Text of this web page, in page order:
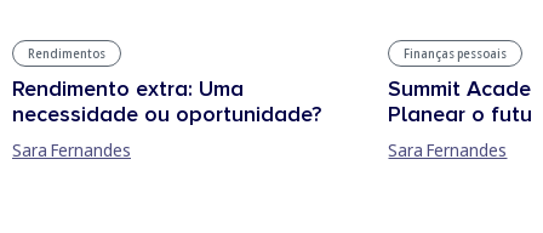
Rendimentos
Rendimento extra: Uma
necessidade ou oportunidade?
Sara Fernandes
Finanças pessoais
Summit
Planear o
Sara Fernandes